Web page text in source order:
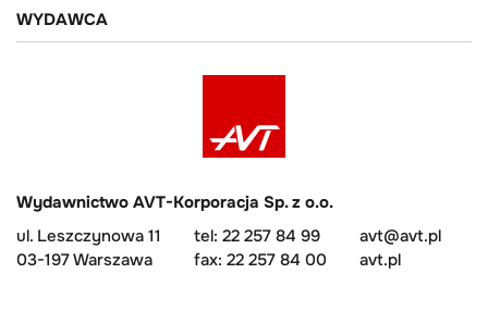
WYDAWCA
Wydawnictwo AVT-Korporacja Sp. z o.o.
ul. Leszczynowa 11
03-197 Warszawa
tel: 22 257 84 99
fax: 22 257 84 00
avt@avt.pl
avt.pl